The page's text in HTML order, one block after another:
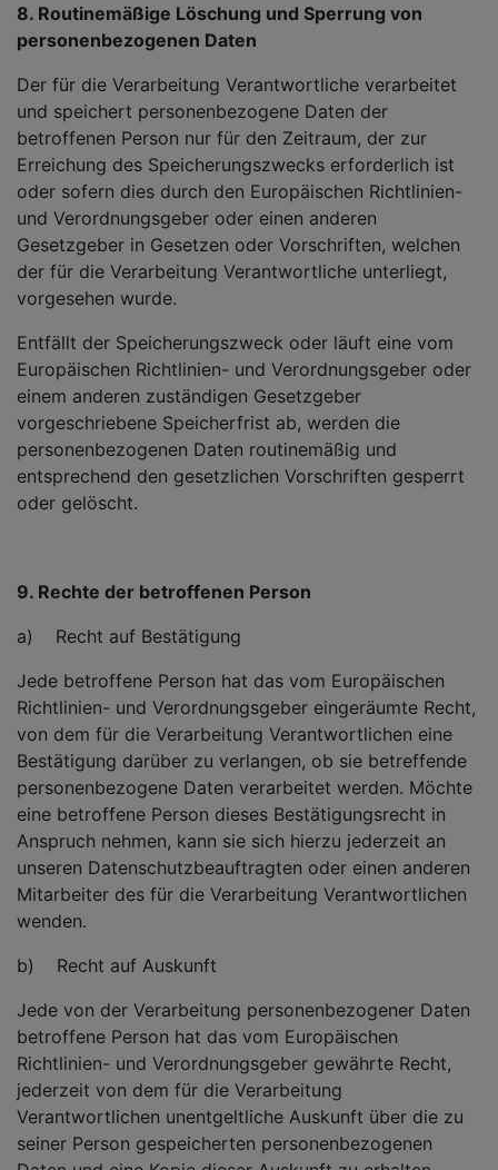
8. Routinemäßige Löschung und Sperrung von
personenbezogenen Daten
Der für die Verarbeitung Verantwortliche verarbeitet
und speichert personenbezogene Daten der
betroffenen Person nur für den Zeitraum, der zur
Erreichung des Speicherungszwecks erforderlich ist
oder sofern dies durch den Europäischen Richtlinien-
und Verordnungsgeber oder einen anderen
Gesetzgeber in Gesetzen oder Vorschriften, welchen
der für die Verarbeitung Verantwortliche unterliegt,
vorgesehen wurde.
Entfällt der Speicherungszweck oder läuft eine vom
Europäischen Richtlinien- und Verordnungsgeber oder
einem anderen zuständigen Gesetzgeber
vorgeschriebene Speicherfrist ab, werden die
personenbezogenen Daten routinemäßig und
entsprechend den gesetzlichen Vorschriften gesperrt
oder gelöscht.
9. Rechte der betroffenen Person
a) Recht auf Bestätigung
Jede betroffene Person hat das vom Europäischen
Richtlinien- und Verordnungsgeber eingeräumte Recht,
von dem für die Verarbeitung Verantwortlichen eine
Bestätigung darüber zu verlangen, ob sie betreffende
personenbezogene Daten verarbeitet werden. Möchte
eine betroffene Person dieses Bestätigungsrecht in
Anspruch nehmen, kann sie sich hierzu jederzeit an
unseren Datenschutzbeauftragten oder einen anderen
Mitarbeiter des für die Verarbeitung Verantwortlichen
wenden.
b) Recht auf Auskunft
Jede von der Verarbeitung personenbezogener Daten
betroffene Person hat das vom Europäischen
Richtlinien- und Verordnungsgeber gewährte Recht,
jederzeit von dem für die Verarbeitung
Verantwortlichen unentgeltliche Auskunft über die zu
seiner Person gespeicherten personenbezogenen